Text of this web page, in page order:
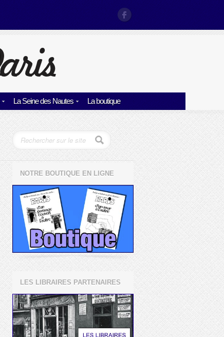
La Seine des Nautes La boutique
NOTRE BOUTIQUE EN LIGNE
LES LIBRAIRES PARTENAIRES